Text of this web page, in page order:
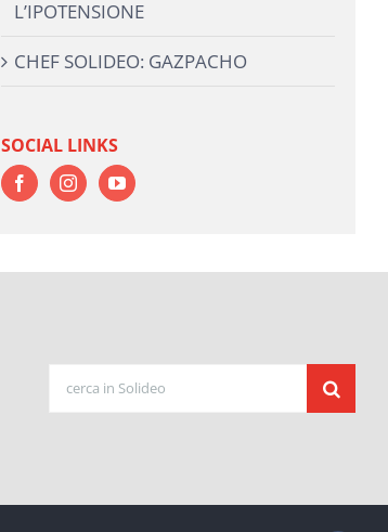
L’IPOTENSIONE
CHEF SOLIDEO: GAZPACHO
SOCIAL LINKS